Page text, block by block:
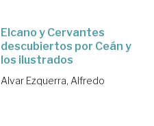
Elcano y Cervantes
descubiertos por Ceán y
los ilustrados
Alvar Ezquerra, Alfredo